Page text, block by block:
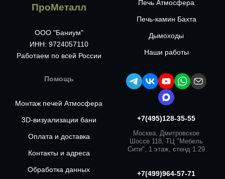
ПроМеталл
ООО "Баниум"
ИНН: 9724057110
Работаем по всей России
Печь Атмосфера
Печь-камин Бахта
Дымоходы
Наши работы
Помощь
Монтаж печей Атмосфера
3D-визуализации бани
Оплата и доставка
Контакты и адреса
Обработка данных
+7(495)128-35-55
Москва, Дмитровское
Шоссе 118, ТЦ "Мебель
Сити", 1 этаж, стенд 1.29
+7(499)964-57-71